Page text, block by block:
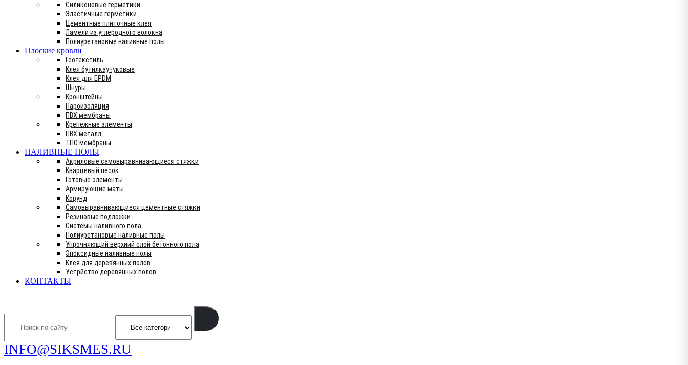
Силиконовые герметики
Эластичные герметики
Цементные плиточные клея
Ламели из углеродного волокна
Полиуретановые наливные полы
Плоские кровли
Геотекстиль
Клея бутилкаучуковые
Клея для EPDM
Шнуры
Кронштейны
Пароизоляция
ПВХ мембраны
Крепежные элементы
ПВХ металл
ТПО мембраны
НАЛИВНЫЕ ПОЛЫ
Акриловые самовыравнивающиеся стяжки
Кварцевый песок
Готовые элементы
Армирующие маты
Корунд
Самовыравнивающиеся цементные стяжки
Резиновые подложки
Системы наливного пола
Полиуретановые наливные полы
Упрочняющий верхний слой бетонного пола
Эпоксидные наливные полы
Клея для деревянных полов
Устрйство деревянных полов
КОНТАКТЫ
INFO@SIKSMES.RU